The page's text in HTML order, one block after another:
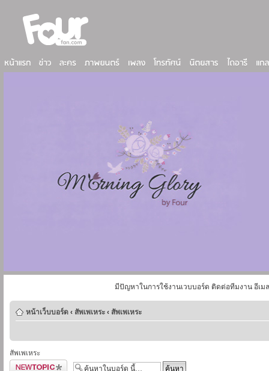
มีปัญหาในการใช้งานเวบบอร์ด ติดต่อทีมงาน อีเม
หน้าเว็บบอร์ด ‹ สัพเพเหระ ‹ สัพเพเหระ
สัพเพเหระ
ตั้งกระทู้ใหม่